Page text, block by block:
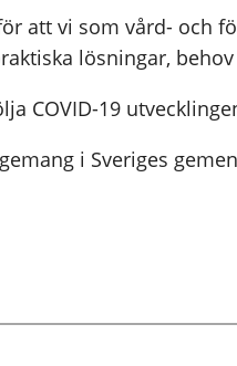
att vi som vård- och
lösningar,
COVID-19
i Sveriges